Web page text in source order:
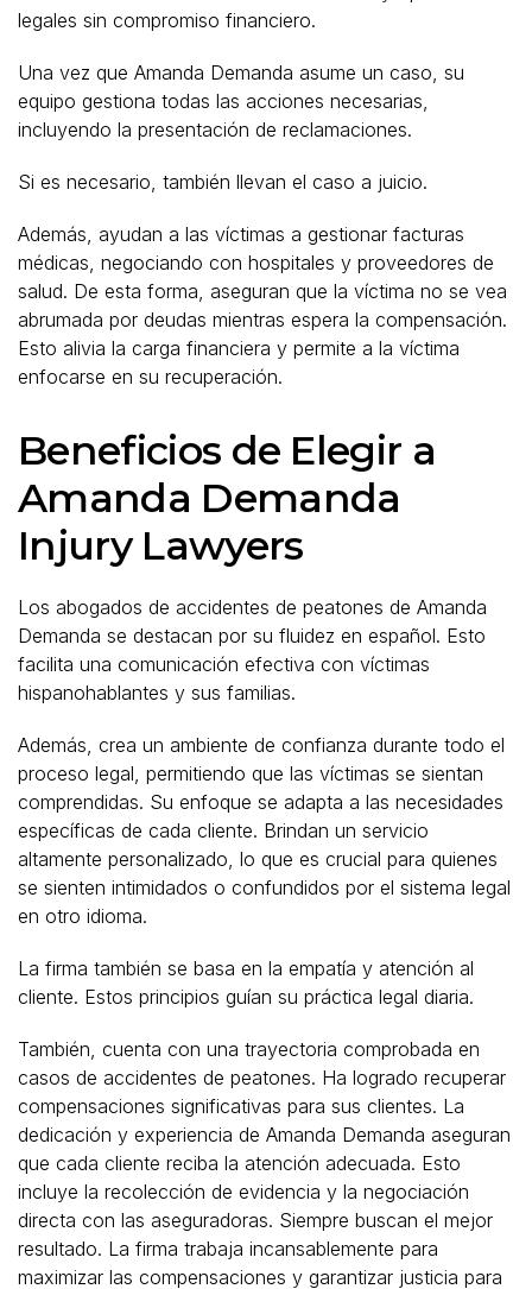
legales sin compromiso financiero.
Una vez que Amanda Demanda asume un caso, su
equipo gestiona todas las acciones necesarias,
incluyendo la presentación de reclamaciones.
Si es necesario, también llevan el caso a juicio.
Además, ayudan a las víctimas a gestionar facturas
médicas, negociando con hospitales y proveedores de
salud. De esta forma, aseguran que la víctima no se vea
abrumada por deudas mientras espera la compensación.
Esto alivia la carga financiera y permite a la víctima
enfocarse en su recuperación.
Beneficios de Elegir a
Amanda Demanda
Injury Lawyers
Los abogados de accidentes de peatones de Amanda
Demanda se destacan por su fluidez en español. Esto
facilita una comunicación efectiva con víctimas
hispanohablantes y sus familias.
Además, crea un ambiente de confianza durante todo el
proceso legal, permitiendo que las víctimas se sientan
comprendidas. Su enfoque se adapta a las necesidades
específicas de cada cliente. Brindan un servicio
altamente personalizado, lo que es crucial para quienes
se sienten intimidados o confundidos por el sistema legal
en otro idioma.
La firma también se basa en la empatía y atención al
cliente. Estos principios guían su práctica legal diaria.
También, cuenta con una trayectoria comprobada en
casos de accidentes de peatones. Ha logrado recuperar
compensaciones significativas para sus clientes. La
dedicación y experiencia de Amanda Demanda aseguran
que cada cliente reciba la atención adecuada. Esto
incluye la recolección de evidencia y la negociación
directa con las aseguradoras. Siempre buscan el mejor
resultado. La firma trabaja incansablemente para
maximizar las compensaciones y garantizar justicia para